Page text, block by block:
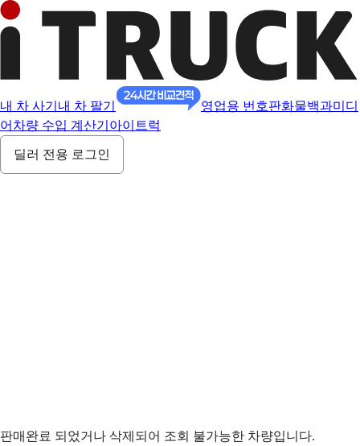
내 차 사기 내 차 팔기 영업용 번호판화물백과미디
어 차량 수입 계산기 아이트럭
딜러 전용 로그인
판매완료 되었거나 삭제되어 조회 불가능한 차량입니다.